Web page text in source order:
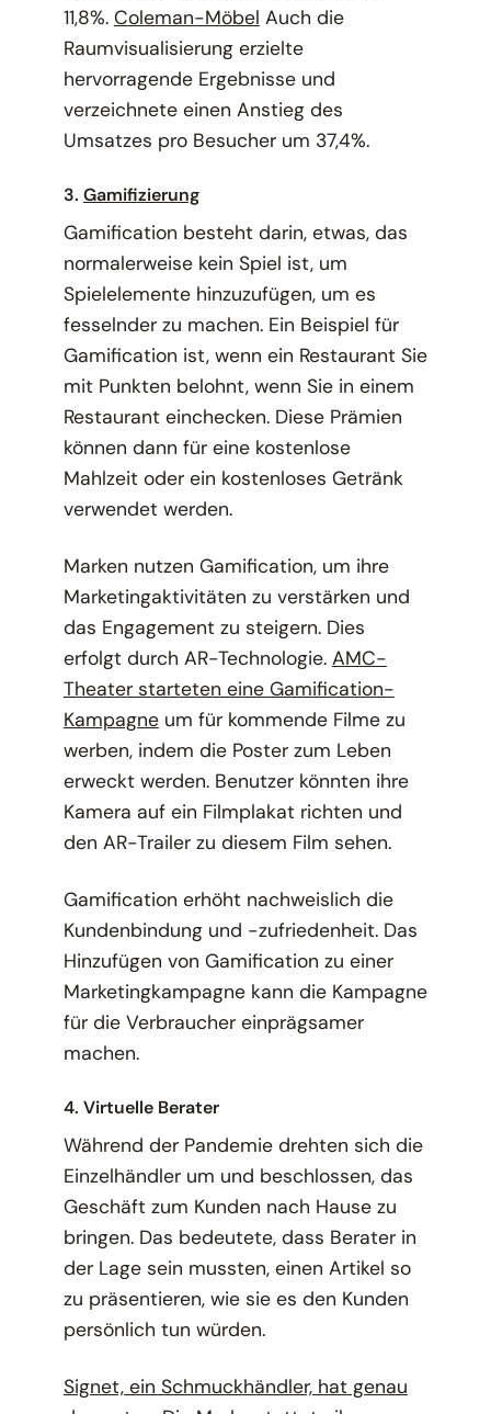
11,8%. Coleman-Möbel Auch die
Raumvisualisierung erzielte
hervorragende Ergebnisse und
verzeichnete einen Anstieg des
Umsatzes pro Besucher um 37,4%.
3. Gamifizierung
Gamification besteht darin, etwas, das
normalerweise kein Spiel ist, um
Spielelemente hinzuzufügen, um es
fesselnder zu machen. Ein Beispiel für
Gamification ist, wenn ein Restaurant Sie
mit Punkten belohnt, wenn Sie in einem
Restaurant einchecken. Diese Prämien
können dann für eine kostenlose
Mahlzeit oder ein kostenloses Getränk
verwendet werden.
Marken nutzen Gamification, um ihre
Marketingaktivitäten zu verstärken und
das Engagement zu steigern. Dies
erfolgt durch AR-Technologie. AMC-
Theater starteten eine Gamification-
Kampagneum für kommende Filme zu
werben, indem die Poster zum Leben
erweckt werden. Benutzer könnten ihre
Kamera auf ein Filmplakat richten und
den AR-Trailer zu diesem Film sehen.
Gamification erhöht nachweislich die
Kundenbindung und -zufriedenheit. Das
Hinzufügen von Gamification zu einer
Marketingkampagne kann die Kampagne
für die Verbraucher einprägsamer
machen.
4. Virtuelle Berater
Während der Pandemie drehten sich die
Einzelhändler um und beschlossen, das
Geschäft zum Kunden nach Hause zu
bringen. Das bedeutete, dass Berater in
der Lage sein mussten, einen Artikel so
zu präsentieren, wie sie es den Kunden
persönlich tun würden.
Signet, ein Schmuckhändler, hat genau